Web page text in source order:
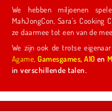
We hebben miljoenen
MahJongCon, Sara's Cooking Class en Happy Wheels getrokken en hebben
We zijn ook de trotse
Agame ,Gamesgames,A10 en
in verschillende talen.